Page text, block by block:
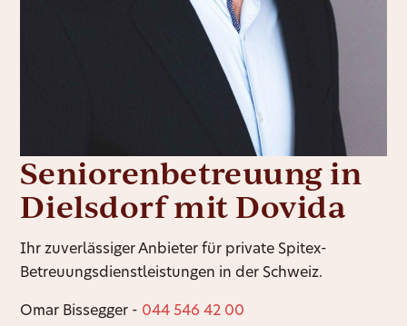
Seniorenbetreuung in
Dielsdorf mit Dovida
Ihr zuverlässiger Anbieter für private Spitex-
Betreuungsdienstleistungen in der Schweiz.
Omar Bissegger - 044 546 42 00